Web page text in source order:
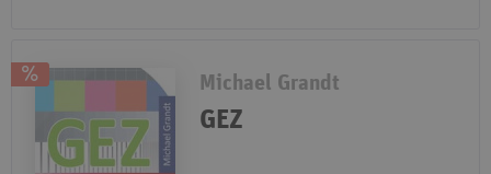
Michael Grandt
GEZ